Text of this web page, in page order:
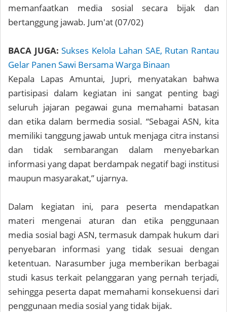
memanfaatkan media sosial secara bijak dan
bertanggung jawab. Jum'at (07/02)
BACA JUGA: Sukses Kelola Lahan SAE, Rutan Rantau
Gelar Panen Sawi Bersama Warga Binaan
Kepala Lapas Amuntai, Jupri, menyatakan bahwa
partisipasi dalam kegiatan ini sangat penting bagi
seluruh jajaran pegawai guna memahami batasan
dan etika dalam bermedia sosial. “Sebagai ASN, kita
memiliki tanggung jawab untuk menjaga citra instansi
dan tidak sembarangan dalam menyebarkan
informasi yang dapat berdampak negatif bagi institusi
maupun masyarakat,” ujarnya.
Dalam kegiatan ini, para peserta mendapatkan
materi mengenai aturan dan etika penggunaan
media sosial bagi ASN, termasuk dampak hukum dari
penyebaran informasi yang tidak sesuai dengan
ketentuan. Narasumber juga memberikan berbagai
studi kasus terkait pelanggaran yang pernah terjadi,
sehingga peserta dapat memahami konsekuensi dari
penggunaan media sosial yang tidak bijak.